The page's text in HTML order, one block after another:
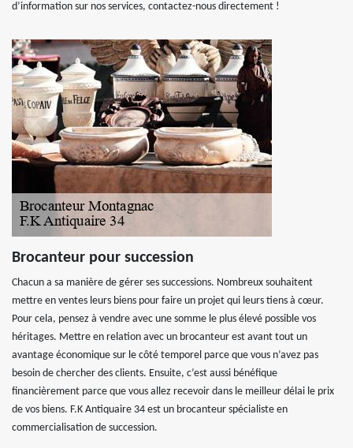
d’information sur nos services, contactez-nous directement !
Brocanteur pour succession
Chacun a sa manière de gérer ses successions. Nombreux souhaitent
mettre en ventes leurs biens pour faire un projet qui leurs tiens à cœur.
Pour cela, pensez à vendre avec une somme le plus élevé possible vos
héritages. Mettre en relation avec un brocanteur est avant tout un
avantage économique sur le côté temporel parce que vous n’avez pas
besoin de chercher des clients. Ensuite, c’est aussi bénéfique
financièrement parce que vous allez recevoir dans le meilleur délai le prix
de vos biens. F.K Antiquaire 34 est un brocanteur spécialiste en
commercialisation de succession.